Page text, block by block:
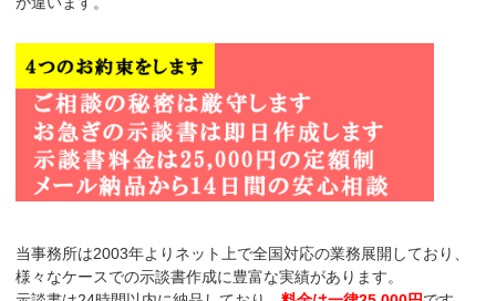
当事務所は2003年よりネット上で全国対応の業務展開しており、
様々なケースでの示談書作成に豊富な実績があります。